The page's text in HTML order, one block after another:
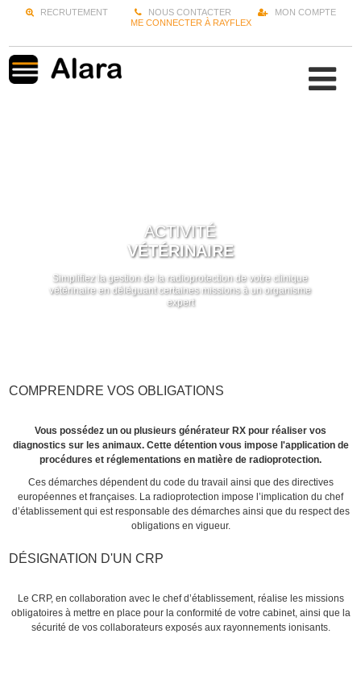
RECRUTEMENT NOUS CONTACTER
MON COMPTE
ME CONNECTER À RAYFLEX
ACTIVITÉ
VÉTÉRINAIRE
Simplifiez la gestion de la radioprotection de votre clinique
vétérinaire en déléguant certaines missions à un organisme
expert
COMPRENDRE VOS OBLIGATIONS
Vous possédez un ou plusieurs générateur RX pour réaliser vos
diagnostics sur les animaux. Cette détention vous impose l'application de
procédures et réglementations en matière de radioprotection.
Ces démarches dépendent du code du travail ainsi que des directives
européennes et françaises. La radioprotection impose l’implication du chef
d’établissement qui est responsable des démarches ainsi que du respect des
obligations en vigueur.
DÉSIGNATION D'UN CRP
Le CRP, en collaboration avec le chef d’établissement, réalise les missions
obligatoires à mettre en place pour la conformité de votre cabinet, ainsi que la
sécurité de vos collaborateurs exposés aux rayonnements ionisants.